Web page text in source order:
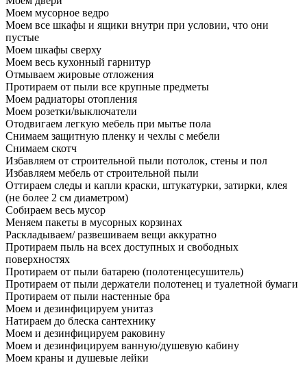
Моем мусорное ведро
Моем все шкафы и ящики внутри при условии, что они
пустые
Моем шкафы сверху
Моем весь кухонный гарнитур
Отмываем жировые отложения
Протираем от пыли все крупные предметы
Моем радиаторы отопления
Моем розетки/выключатели
Отодвигаем легкую мебель при мытье пола
Снимаем защитную пленку и чехлы с мебели
Снимаем скотч
Избавляем от строительной пыли потолок, стены и пол
Избавляем мебель от строительной пыли
Оттираем следы и капли краски, штукатурки, затирки, клея
(не более 2 см диаметром)
Собираем весь мусор
Меняем пакеты в мусорных корзинах
Раскладываем/ развешиваем вещи аккуратно
Протираем пыль на всех доступных и свободных
поверхностях
Протираем от пыли батарею (полотенцесушитель)
Протираем от пыли держатели полотенец и туалетной бумаги
Протираем от пыли настенные бра
Моем и дезинфицируем унитаз
Натираем до блеска сантехнику
Моем и дезинфицируем раковину
Моем и дезинфицируем ванную/душевую кабину
Моем краны и душевые лейки